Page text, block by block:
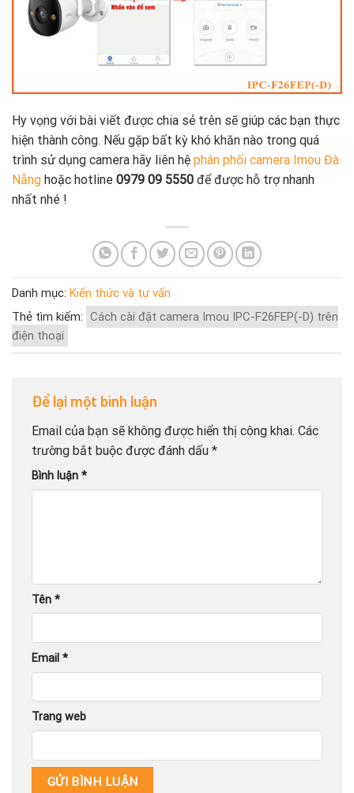
Hy vọng với bài viết được chia sẻ trên sẽ giúp các bạn thực
hiện thành công. Nếu gặp bất kỳ khó khăn nào trong quá
trình sử dụng camera hãy liên hệ phân phối camera Imou Đà
Nẵng hoặc hotline 0979 09 5550 để được hỗ trợ nhanh
nhất nhé !
Danh mục: Kiến thức và tư vấn
Thẻ tìm kiếm: Cách cài đặt camera Imou IPC-F26FEP(-D) trên
điện thoại
Để lại một bình luận
Email của bạn sẽ không được hiển thị công khai. Các
trường bắt buộc được đánh dấu *
Bình luận *
Tên *
Email *
Trang web